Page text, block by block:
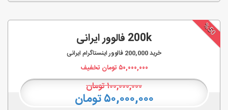
%50
200k فالوور ایرانی
خرید200,000 فالوور اینستاگرام ایرانی
۵۰,۰۰۰,۰۰۰تومان تخفیف
۱۰۰,۰۰۰,۰۰۰تومان
۵۰,۰۰۰,۰۰۰ تومان